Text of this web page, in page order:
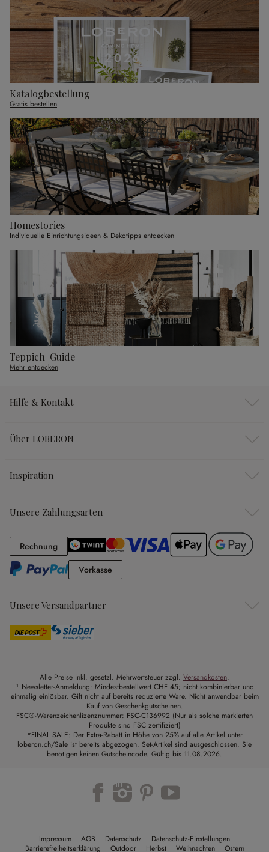
Katalogbestellung
Gratis bestellen
Homestories
Individuelle Einrichtungsideen & Dekotipps entdecken
Teppich-Guide
Mehr entdecken
Hilfe & Kontakt
Über LOBERON
Inspiration
Unsere Zahlungsarten
RechnungRechnung
Vorkasse
Unsere Versandpartner
Alle Preise inkl. gesetzl. Mehrwertsteuer zzgl. Versandkosten.
¹ Newsletter-Anmeldung: Mindestbestellwert CHF 45; nicht kombinierbar und
einmalig einlösbar. Gilt nicht auf bereits reduzierte Ware. Nicht anwendbar beim
Kauf von Geschenkgutscheinen.
FSC®-Warenzeichenlizenznummer: FSC-C136992 (Nur als solche markierten
Produkte sind FSC zertifiziert)
*FINAL SALE: Der Extra-Rabatt in Höhe von 25% auf alle Artikel unter
loberon.ch/Sale ist bereits abgezogen. Set-Artikel sind ausgeschlossen. Sie
benötigen keinen Gutscheincode. Gültig bis 11.08.2026.
Impressum AGB Datenschutz
Datenschutz-Einstellungen
Barrierefreiheitserklärung
Outdoor Herbst Weihnachten Ostern